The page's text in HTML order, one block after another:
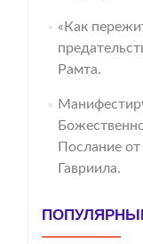
«Как
Рамта.
Послание
Гавриила.